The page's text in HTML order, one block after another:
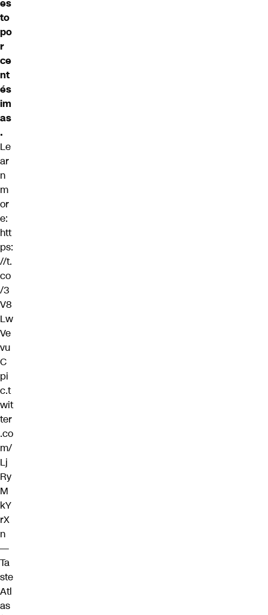
es
to
po
r
ce
nt
és
im
as
.
Le
ar
n
m
or
e:
htt
ps:
//t.
co
/3
V8
Lw
Ve
vu
C
pi
c.t
wit
ter
.co
m/
Lj
Ry
M
kY
rX
n
—
Ta
ste
Atl
as